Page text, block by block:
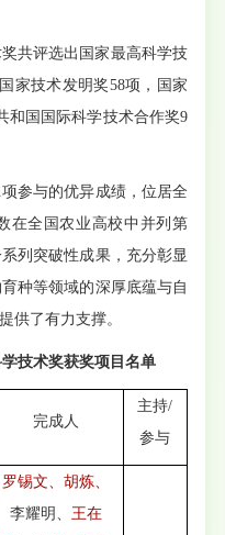
共评选出国家最高科学技
家技术发明奖58项，国家
和国国际科学技术合作奖9
参与的优异成绩，位居全
在全国农业高校中并列第
列突破性成果，充分彰显
种等领域的深厚底蕴与自
供了有力支撑。
技术奖获奖项目名单
完成人
主持/
参与
罗锡文、胡炼、
李耀明、 王在